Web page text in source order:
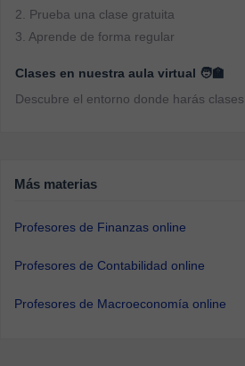
2. Prueba una clase gratuita
3. Aprende de forma regular
Clases en nuestra aula virtual 🧑‍🏫
Descubre el entorno donde harás clases.
Más materias
Profesores de Finanzas online
Profesores de Contabilidad online
Profesores de Macroeconomía online